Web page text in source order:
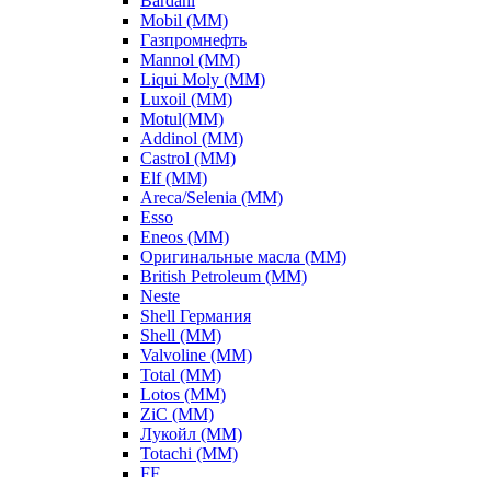
Mobil (ММ)
Газпромнефть
Mannol (ММ)
Liqui Moly (ММ)
Luxoil (ММ)
Motul(ММ)
Addinol (ММ)
Castrol (ММ)
Elf (ММ)
Areca/Selenia (ММ)
Esso
Eneos (ММ)
Оригинальные масла (ММ)
British Petroleum (ММ)
Neste
Shell Германия
Shell (ММ)
Valvoline (ММ)
Total (ММ)
Lotos (ММ)
ZiC (ММ)
Лукойл (ММ)
Totachi (MM)
FF